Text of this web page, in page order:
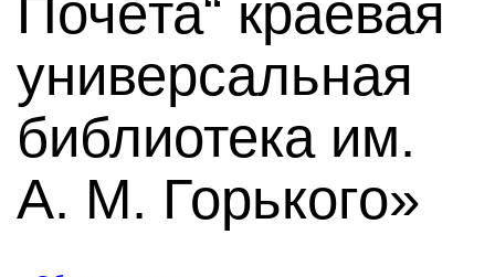
Почёта“ краевая
универсальная
библиотека им.
А. М. Горького»